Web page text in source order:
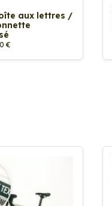
aux lettres /
€